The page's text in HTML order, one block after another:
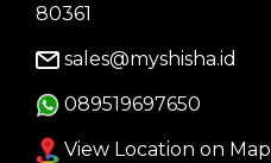
80361
sales@myshisha.id
089519697650
View Location on Map